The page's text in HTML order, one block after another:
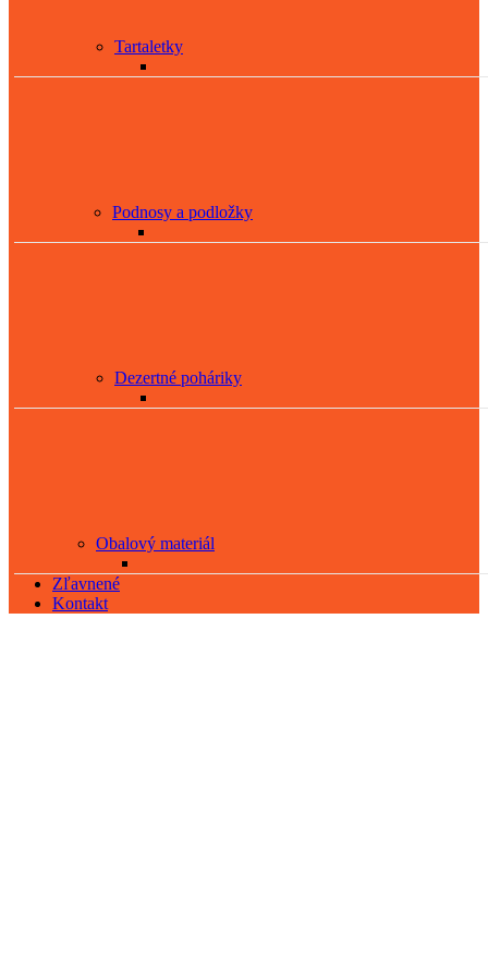
Tartaletky
Podnosy a podložky
Dezertné poháriky
Obalový materiál
Zľavnené
Kontakt